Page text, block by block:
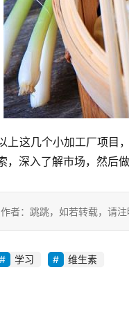
上这几个小加工厂项目
，深入了解市场，然后
作者：跳跳，如若转载，
学习 维生素